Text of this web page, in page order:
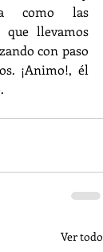
como las
que llevamos
con paso
¡Animo!, él
Ver todo